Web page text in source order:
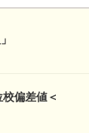
偏差値＜